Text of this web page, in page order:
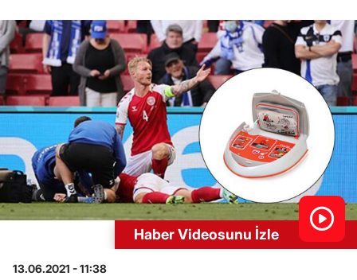
Haber Videosunu İzle
13.06.2021 - 11:38